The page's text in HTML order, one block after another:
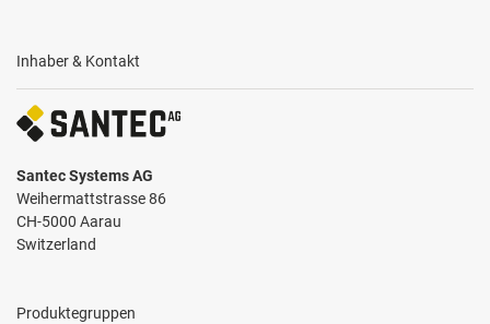
Inhaber & Kontakt
Santec Systems AG
Weihermattstrasse 86
CH-5000 Aarau
Switzerland
Produktegruppen